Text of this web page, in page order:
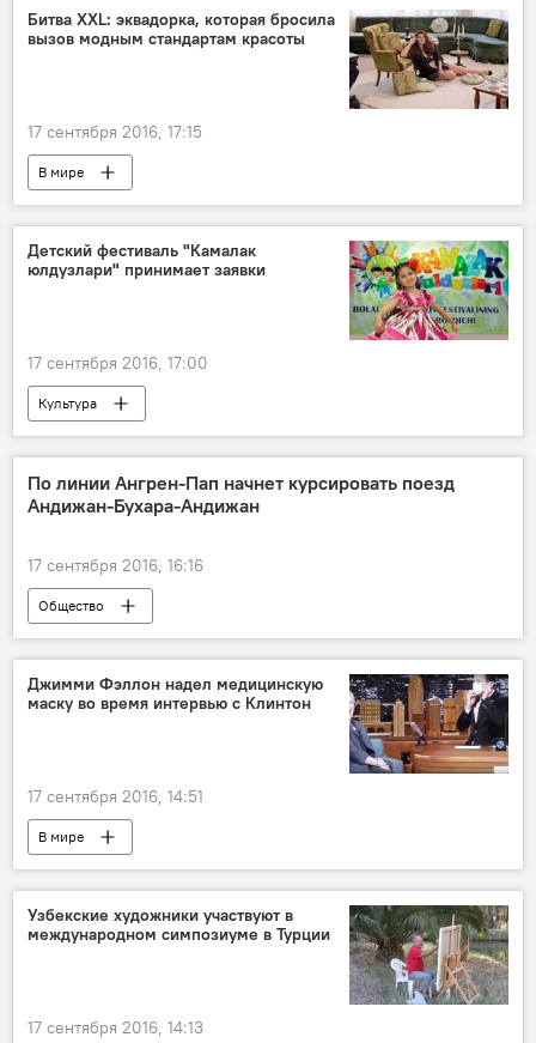
Битва XXL: эквадорка, которая бросила
вызов модным стандартам красоты
17 сентября 2016, 17:15
В мире
Детский фестиваль "Камалак
юлдузлари" принимает заявки
17 сентября 2016, 17:00
Культура
По линии Ангрен-Пап начнет курсировать поезд
Андижан-Бухара-Андижан
17 сентября 2016, 16:16
Общество
Джимми Фэллон надел медицинскую
маску во время интервью с Клинтон
17 сентября 2016, 14:51
В мире
Узбекские художники участвуют в
международном симпозиуме в Турции
17 сентября 2016, 14:13